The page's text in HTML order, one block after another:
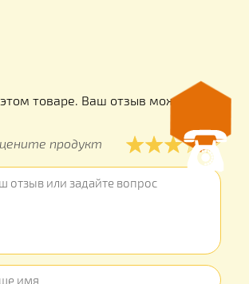
товаре. Ваш отзыв может быть
продукт